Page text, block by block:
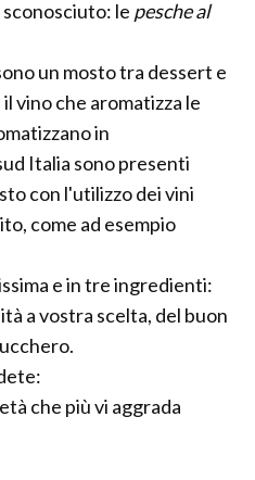
le pesche al
un mosto tra dessert e
vino che aromatizza le
in
Italia sono presenti
con l'utilizzo dei vini
come ad esempio
e in tre ingredienti:
a vostra scelta, del buon
che più vi aggrada